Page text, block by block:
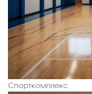
Спорткомплекс